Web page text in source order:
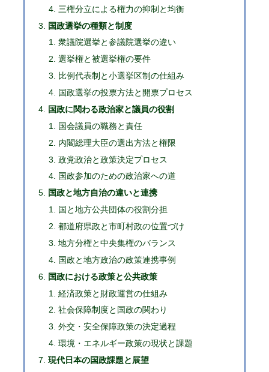
三権分立による権力の抑制と均衡
国政選挙の種類と制度
衆議院選挙と参議院選挙の違い
選挙権と被選挙権の要件
比例代表制と小選挙区制の仕組み
国政選挙の投票方法と開票プロセス
国政に関わる政治家と議員の役割
国会議員の職務と責任
内閣総理大臣の選出方法と権限
政党政治と政策決定プロセス
国政参加のための政治家への道
国政と地方自治の違いと連携
国と地方公共団体の役割分担
都道府県政と市町村政の位置づけ
地方分権と中央集権のバランス
国政と地方政治の政策連携事例
国政における政策と公共政策
経済政策と財政運営の仕組み
社会保障制度と国政の関わり
外交・安全保障政策の決定過程
環境・エネルギー政策の現状と課題
現代日本の国政課題と展望